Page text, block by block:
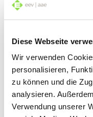
Diese Webseite
Wir verwenden
personalisieren,
zu können und die
analysieren.
Verwendung unserer
augmente constamment.